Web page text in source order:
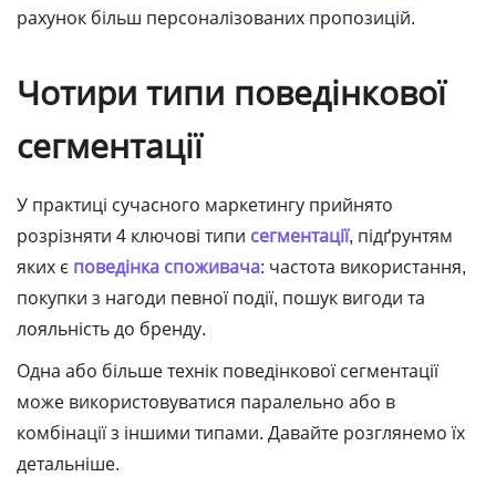
рахунок більш персоналізованих пропозицій.
Чотири типи поведінкової
сегментації
У практиці сучасного маркетингу прийнято
розрізняти 4 ключові типи сегментації, підґрунтям
яких є поведінка споживача: частота використання,
покупки з нагоди певної події, пошук вигоди та
лояльність до бренду.
Одна або більше технік поведінкової сегментації
може використовуватися паралельно або в
комбінації з іншими типами. Давайте розглянемо їх
детальніше.